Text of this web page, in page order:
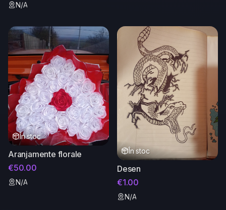
N/A
În stoc
Aranjamente florale
€50.00
N/A
În stoc
Desen
€1.00
N/A